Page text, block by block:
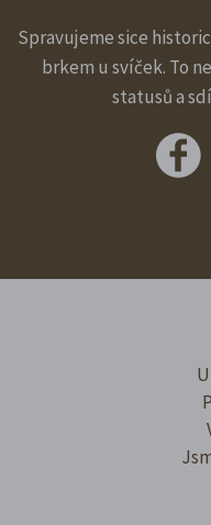
Spravujeme sice
brkem u svíček. To
statusů a